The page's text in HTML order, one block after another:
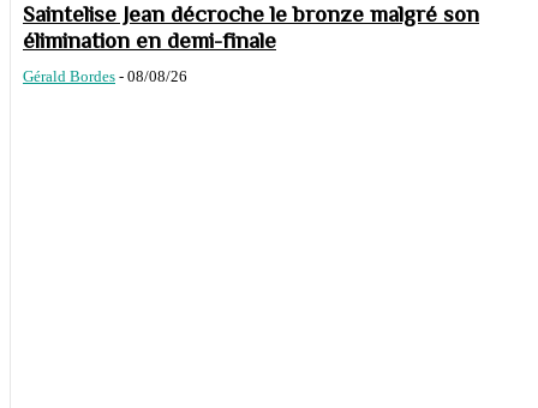
Saintelise Jean décroche le bronze malgré son
élimination en demi-finale
Gérald Bordes - 08/08/26